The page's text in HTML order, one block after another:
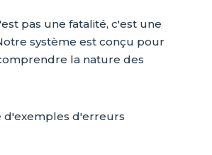
pas une fatalité, c'est une
système est conçu pour
la nature des
d'exemples d'erreurs